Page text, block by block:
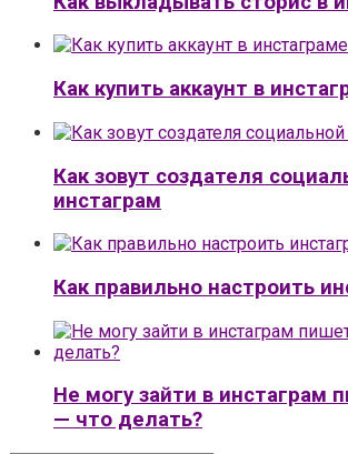
Как купить аккаунт в
Как зовут создателя
инстаграм
Как правильно настроить
Не могу зайти в инстаграм
— что делать?